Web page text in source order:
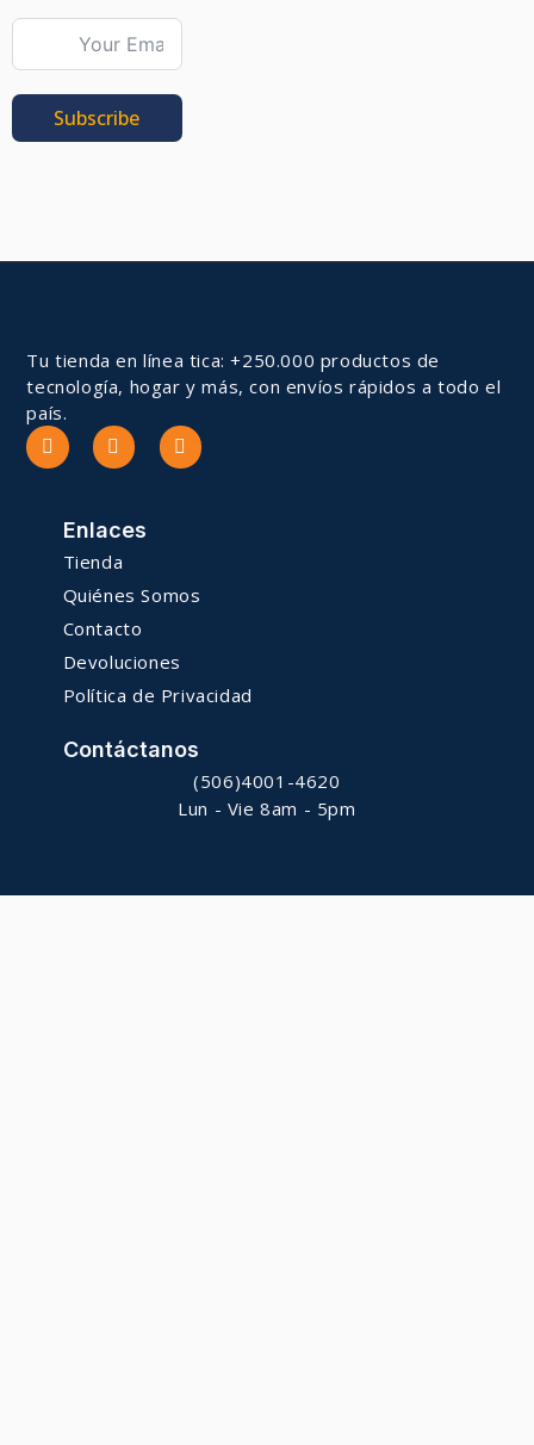
Subscribe
Tu tienda en línea tica: +250.000 productos de
tecnología, hogar y más, con envíos rápidos a todo el
país.
Enlaces
Tienda
Quiénes Somos
Contacto
Devoluciones
Política de Privacidad
Contáctanos
(506)4001-4620
Lun - Vie 8am - 5pm